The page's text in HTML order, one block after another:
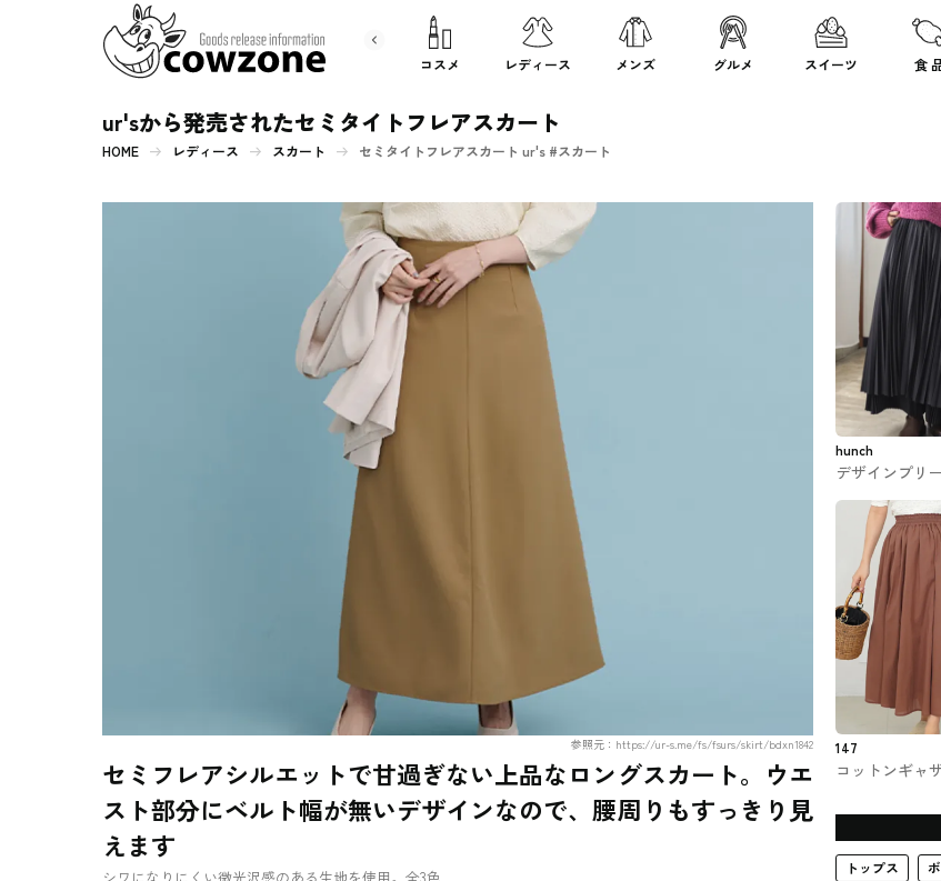
書 籍 文房具 コスメ レディース メンズ グルメ スイーツ 食
ur'sから発売されたセミタイトフレアスカート
HOME レディース スカート セミタイトフレアスカート ur's #スカート
参照元：https://ur-s.me/fs/fsurs/skirt/bdxn1842
セミフレアシルエットで甘過ぎない上品なロングスカート。ウエ
スト部分にベルト幅が無いデザインなので、腰周りもすっきり見
えます
hunch
デザインプリ
ト hunch
147
コットンギャ
ichi_yon_nana
トップス